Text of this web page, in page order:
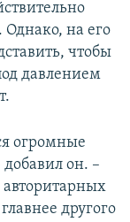
Однако, на его
чтобы
давлением
огромные
он. –
авторитарных
другого